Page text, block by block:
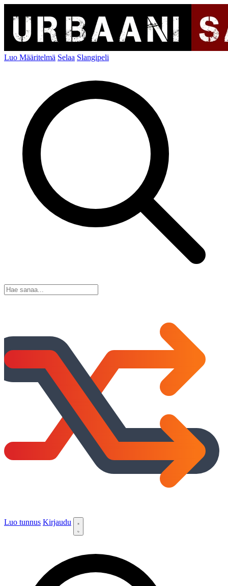
Luo Määritelmä Selaa Slangipeli
Luo tunnus Kirjaudu